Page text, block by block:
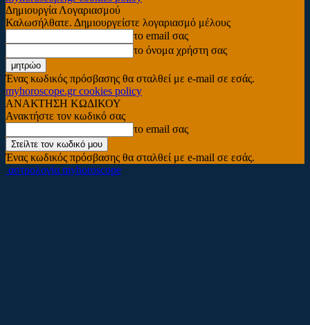
Δημιουργία Λογαριασμού
Καλωσήλθατε. Δημιουργείστε λογαριασμό μέλους
το email σας
το όνομα χρήστη σας
Ένας κωδικός πρόσβασης θα σταλθεί με e-mail σε εσάς.
myhoroscope.gr cookies policy
ΑΝΑΚΤΗΣΗ ΚΩΔΙΚΟΥ
Ανακτήστε τον κωδικό σας
το email σας
Ένας κωδικός πρόσβασης θα σταλθεί με e-mail σε εσάς.
αστρολογία myhoroscope